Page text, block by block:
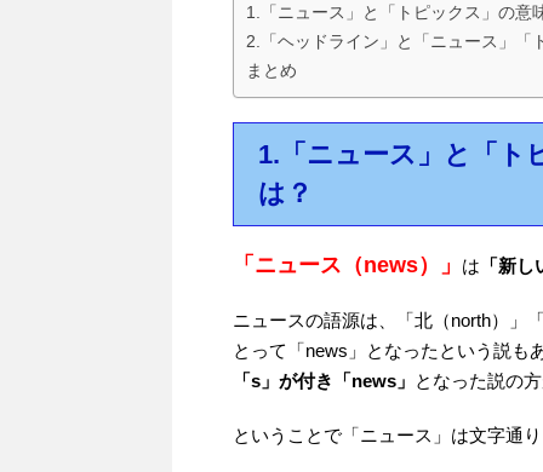
1.「ニュース」と「トピックス」の意
2.「ヘッドライン」と「ニュース」「
まとめ
1.「ニュース」と「ト
は？
「ニュース（news）」 は 「新
ニュースの語源は、「北（north）」
とって「news」となったという説も
「s」が付き「news」 となった説の
ということで「ニュース」は文字通